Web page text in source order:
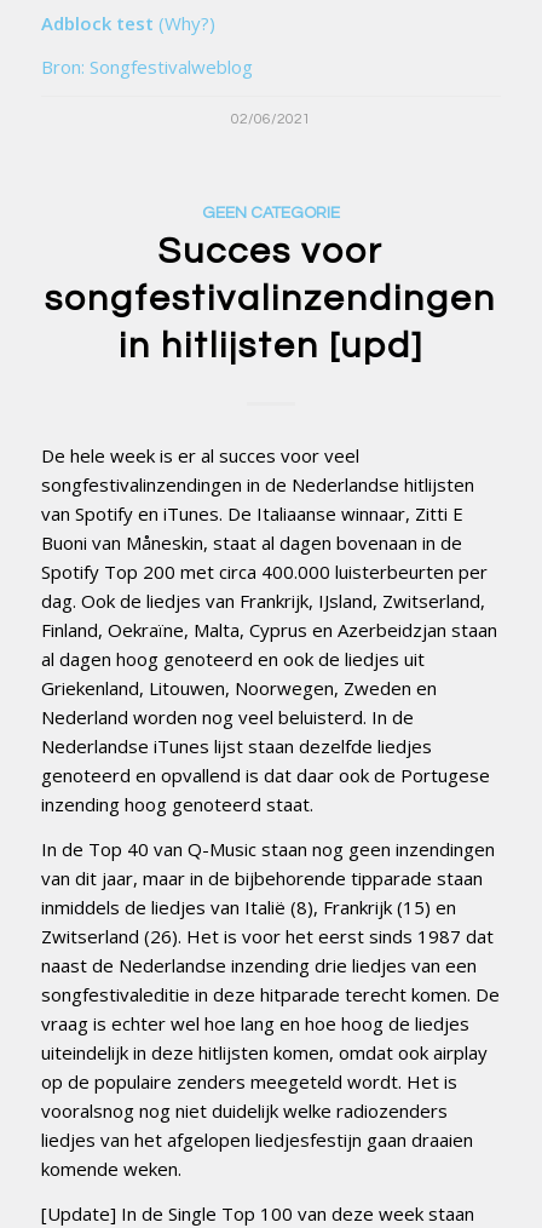
Adblock test (Why?)
Bron: Songfestivalweblog
02/06/2021
GEEN CATEGORIE
Succes voor
songfestivalinzendingen
in hitlijsten [upd]
De hele week is er al succes voor veel
songfestivalinzendingen in de Nederlandse hitlijsten
van Spotify en iTunes. De Italiaanse winnaar, Zitti E
Buoni van Måneskin, staat al dagen bovenaan in de
Spotify Top 200 met circa 400.000 luisterbeurten per
dag. Ook de liedjes van Frankrijk, IJsland, Zwitserland,
Finland, Oekraïne, Malta, Cyprus en Azerbeidzjan staan
al dagen hoog genoteerd en ook de liedjes uit
Griekenland, Litouwen, Noorwegen, Zweden en
Nederland worden nog veel beluisterd. In de
Nederlandse iTunes lijst staan dezelfde liedjes
genoteerd en opvallend is dat daar ook de Portugese
inzending hoog genoteerd staat.
In de Top 40 van Q-Music staan nog geen inzendingen
van dit jaar, maar in de bijbehorende tipparade staan
inmiddels de liedjes van Italië (8), Frankrijk (15) en
Zwitserland (26). Het is voor het eerst sinds 1987 dat
naast de Nederlandse inzending drie liedjes van een
songfestivaleditie in deze hitparade terecht komen. De
vraag is echter wel hoe lang en hoe hoog de liedjes
uiteindelijk in deze hitlijsten komen, omdat ook airplay
op de populaire zenders meegeteld wordt. Het is
vooralsnog nog niet duidelijk welke radiozenders
liedjes van het afgelopen liedjesfestijn gaan draaien
komende weken.
[Update] In de Single Top 100 van deze week staan